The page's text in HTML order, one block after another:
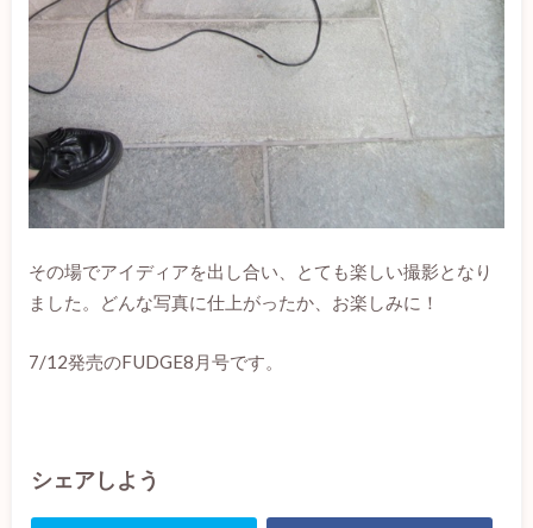
その場でアイディアを出し合い、とても楽しい撮影となり
ました。どんな写真に仕上がったか、お楽しみに！
7/12発売のFUDGE8月号です。
シェアしよう